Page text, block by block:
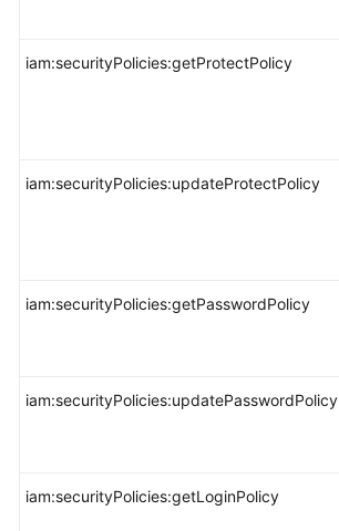
iam:securityPolicies:getProtectPolicy
iam:securityPolicies:updateProtectPolicy
iam:securityPolicies:getPasswordPolicy
iam:securityPolicies:updatePasswordPolicy
iam:securityPolicies:getLoginPolicy